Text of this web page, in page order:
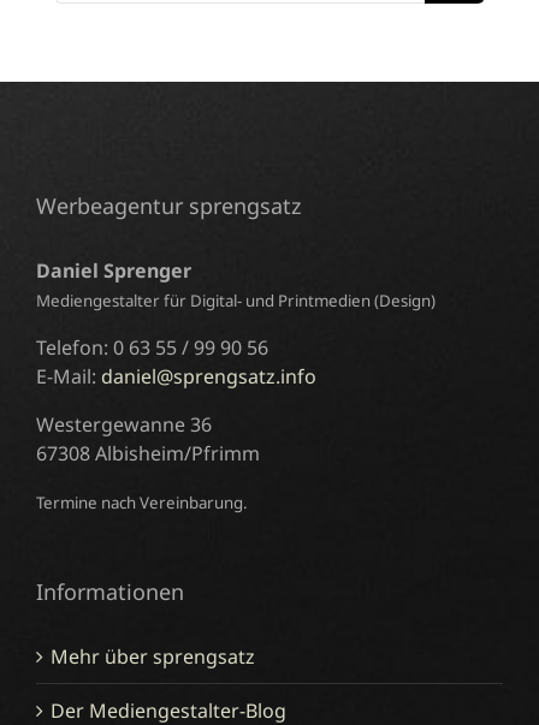
Werbeagentur sprengsatz
Daniel Sprenger
Mediengestalter für Digital- und Printmedien (Design)
Telefon: 0 63 55 / 99 90 56
E-Mail: daniel@sprengsatz.info
Westergewanne 36
67308 Albisheim/Pfrimm
Termine nach Vereinbarung.
Informationen
Mehr über sprengsatz
Der Mediengestalter-Blog